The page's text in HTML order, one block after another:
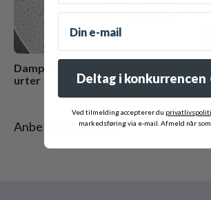
Dampet torsk i sauce nage med
urter
Anbefalinger til dig
Email
Deltag i konkurrencen
Ved tilmelding accepterer du
markedsføring via e-mail. Afmeld når